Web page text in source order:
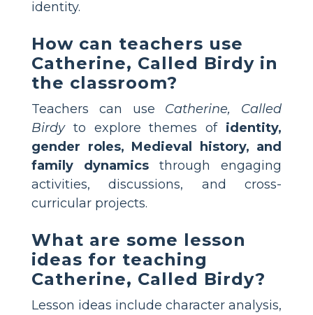
identity.
How can teachers use
Catherine, Called Birdy in
the classroom?
Teachers can use Catherine, Called
Birdyto explore themes of identity,
gender roles, Medieval history, and
family dynamics through engaging
activities, discussions, and cross-
curricular projects.
What are some lesson
ideas for teaching
Catherine, Called Birdy?
Lesson ideas include character analysis,